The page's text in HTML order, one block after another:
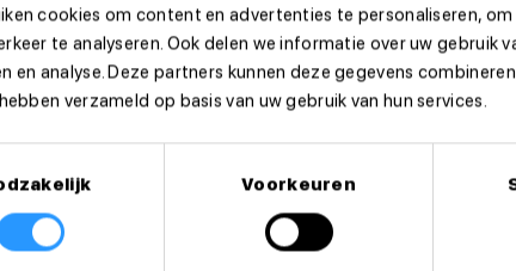
cookies om content en advertenties te personaliseren,
te analyseren. Ook delen we informatie over uw gebruik
en analyse. Deze partners kunnen deze gegevens
verzameld op basis van uw gebruik van hun services.
Voorkeuren
Solliciteer dan direct!